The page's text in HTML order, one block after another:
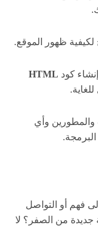
ظهور الموقع.
كود HTML
وأي
فهم أو التواصل
جديدة من الصفر؟ لا